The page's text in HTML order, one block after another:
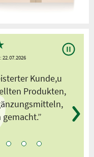
Kunde,u
Produkten,